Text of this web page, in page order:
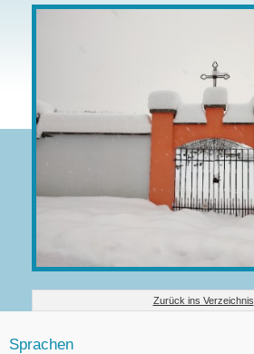
Zurück ins Verzeichnis
Sprachen